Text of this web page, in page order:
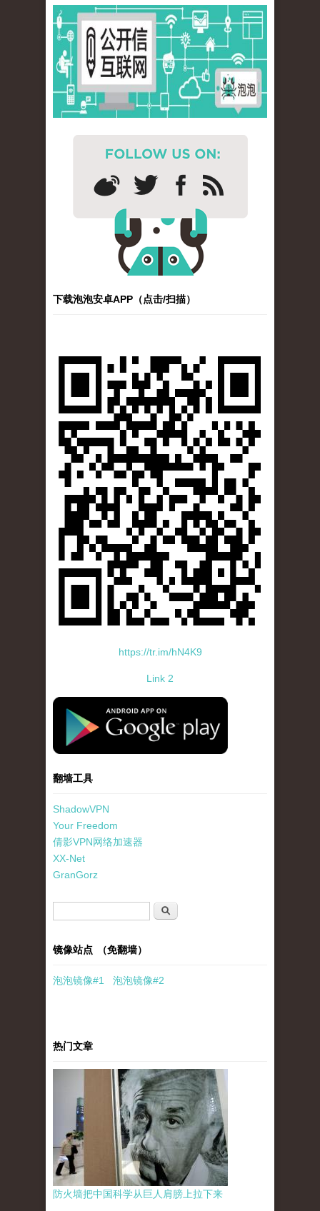
下载泡泡安卓APP（点击/扫描）
https://tr.im/hN4K9
Link 2
standard-icon-googleplay-app-store.png
翻墙工具
ShadowVPN
Your Freedom
倩影VPN网络加速器
XX-Net
GranGorz
搜索
镜像站点 （免翻墙）
泡泡镜像#1 泡泡镜像#2
热门文章
防火墙把中国科学从巨人肩膀上拉下来